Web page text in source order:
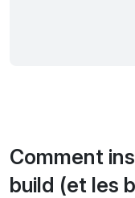
Comment
build (et les